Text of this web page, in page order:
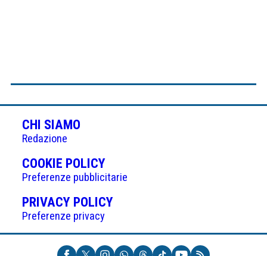
CHI SIAMO
Redazione
COOKIE POLICY(APRE
IN
UNA
NUOVA
Preferenze pubblicitarie
PRIVACY POLICY(APRE
UNA
NUOVA
Preferenze privacy